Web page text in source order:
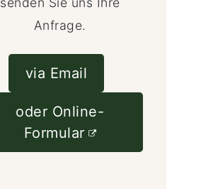
Anfrage.
via Email
oder Online-
Formular